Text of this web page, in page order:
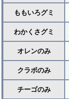
ももいろグミ
わかくさグミ
オレンのみ
クラボのみ
チーゴのみ